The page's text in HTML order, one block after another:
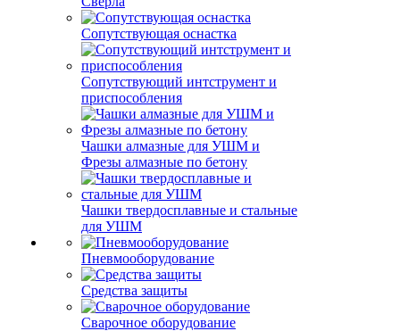
Сопутствующая оснастка
Сопутствующий интструмент и
приспособления
Чашки алмазные для УШМ и
Фрезы алмазные по бетону
Чашки твердосплавные и стальные
для УШМ
Пневмооборудование
Средства защиты
Сварочное оборудование